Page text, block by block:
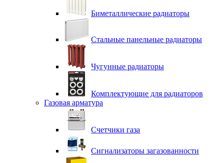
Биметаллические радиаторы
Стальные панельные радиаторы
Чугунные радиаторы
Комплектующие для радиаторов
Газовая арматура
Счетчики газа
Сигнализаторы загазованности